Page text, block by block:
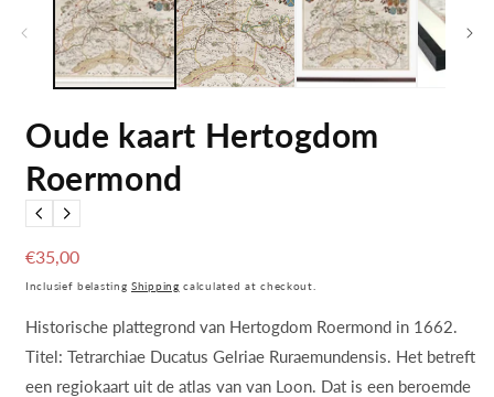
Oude kaart Hertogdom
Roermond
Regular
price
€35,00
Inclusief belasting Shipping calculated at checkout.
Historische plattegrond van Hertogdom Roermond in 1662.
Titel: Tetrarchiae Ducatus Gelriae Ruraemundensis. Het betreft
een regiokaart uit de atlas van van Loon. Dat is een beroemde